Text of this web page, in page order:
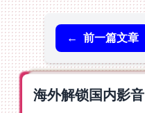
← 前一篇文章
海外解锁国内影音